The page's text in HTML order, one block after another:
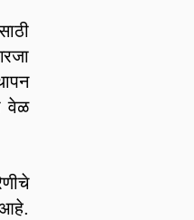
वेळ
आहे.